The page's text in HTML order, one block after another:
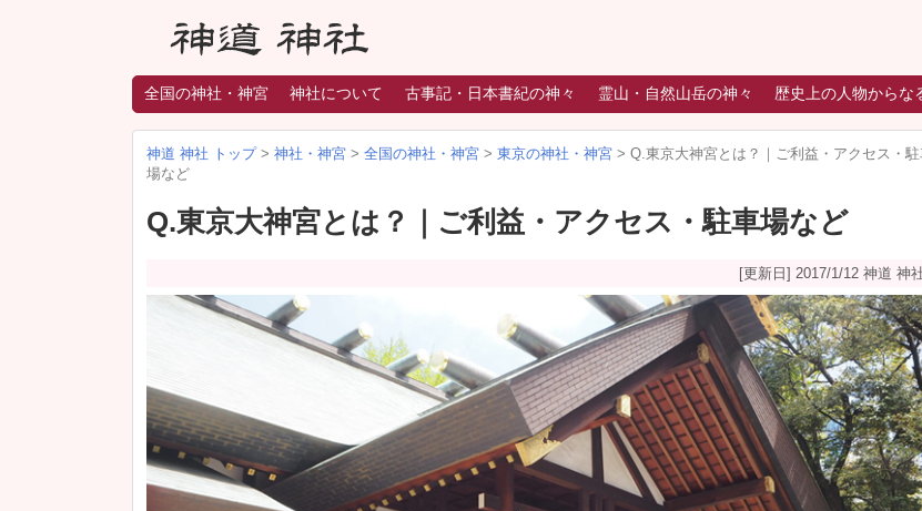
全国の神社・神宮 神社について 古事記・日本書紀の神々 霊山・自然山岳の神々 歴史上の人物からな
神道 神社 トップ> 神社・神宮 > 全国の神社・神宮 > 東京の神社・神宮 > Q.東京大神宮とは？｜ご利益・アクセス・
場など
Q.東京大神宮とは？｜ご利益・アクセス・駐車場など
[更新日] 2017/1/12 神道 神